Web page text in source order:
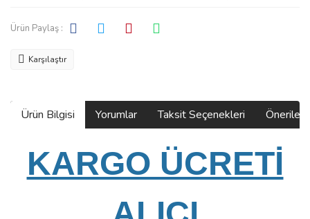
Ürün Paylaş :
Karşılaştır
Ürün Bilgisi Yorumlar Taksit Seçenekleri
KARGO ÜCRETİ